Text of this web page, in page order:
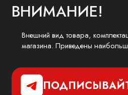
ВНИМАНИЕ!
Внешний вид товара,
магазина. Приведены